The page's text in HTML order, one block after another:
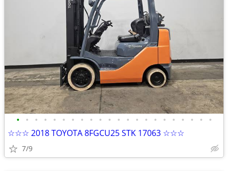
• • • • • • • • • • • • • • • • • • • • • •
☆☆☆ 2018 TOYOTA 8FGCU25 STK 17063 ☆☆☆
7/9